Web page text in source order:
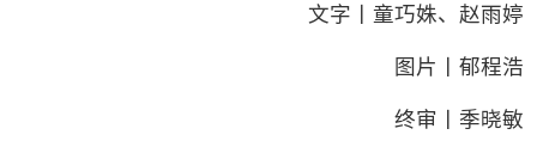
文字丨童巧姝、赵雨婷
图片丨郁程浩
终审丨季晓敏